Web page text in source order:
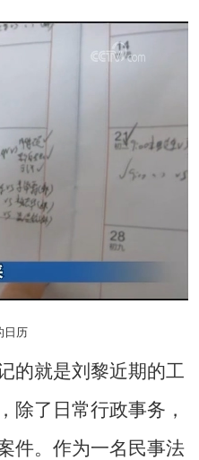
日历
就是刘黎近期的工
除了日常行政事务，
件。作为一名民事法